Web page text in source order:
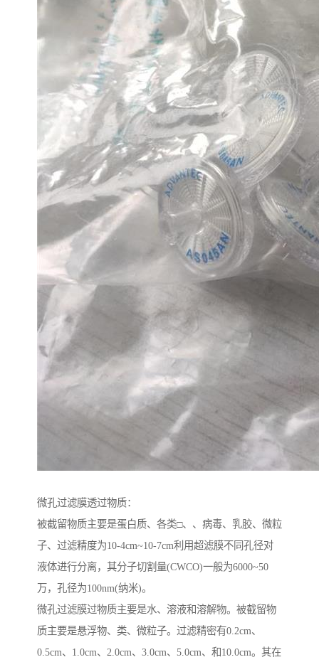
微孔过滤膜透过物质：
被截留物质主要是蛋白质、各类□、、病毒、乳胶、微粒
子、过滤精度为10-4cm~10-7cm利用超滤膜不同孔径对
液体进行分离，其分子切割量(CWCO)一般为6000~50
万，孔径为100nm(纳米)。
微孔过滤膜过物质主要是水、溶液和溶解物。被截留物
质主要是悬浮物、类、微粒子。过滤精密有0.2cm、
0.5cm、1.0cm、2.0cm、3.0cm、5.0cm、和10.0cm。其在